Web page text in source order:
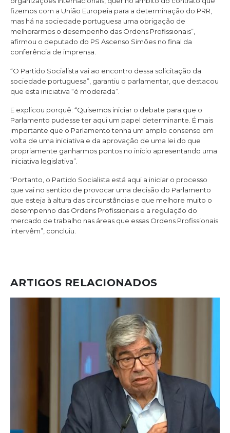
fizemos com a União Europeia para a determinação do PRR,
mas há na sociedade portuguesa uma obrigação de
melhorarmos o desempenho das Ordens Profissionais”,
afirmou o deputado do PS Ascenso Simões no final da
conferência de imprensa.
“O Partido Socialista vai ao encontro dessa solicitação da
sociedade portuguesa”, garantiu o parlamentar, que destacou
que esta iniciativa “é moderada”.
E explicou porquê: “Quisemos iniciar o debate para que o
Parlamento pudesse ter aqui um papel determinante. É mais
importante que o Parlamento tenha um amplo consenso em
volta de uma iniciativa e da aprovação de uma lei do que
propriamente ganharmos pontos no início apresentando uma
iniciativa legislativa”.
“Portanto, o Partido Socialista está aqui a iniciar o processo
que vai no sentido de provocar uma decisão do Parlamento
que esteja à altura das circunstâncias e que melhore muito o
desempenho das Ordens Profissionais e a regulação do
mercado de trabalho nas áreas que essas Ordens Profissionais
intervêm”, concluiu.
ARTIGOS RELACIONADOS